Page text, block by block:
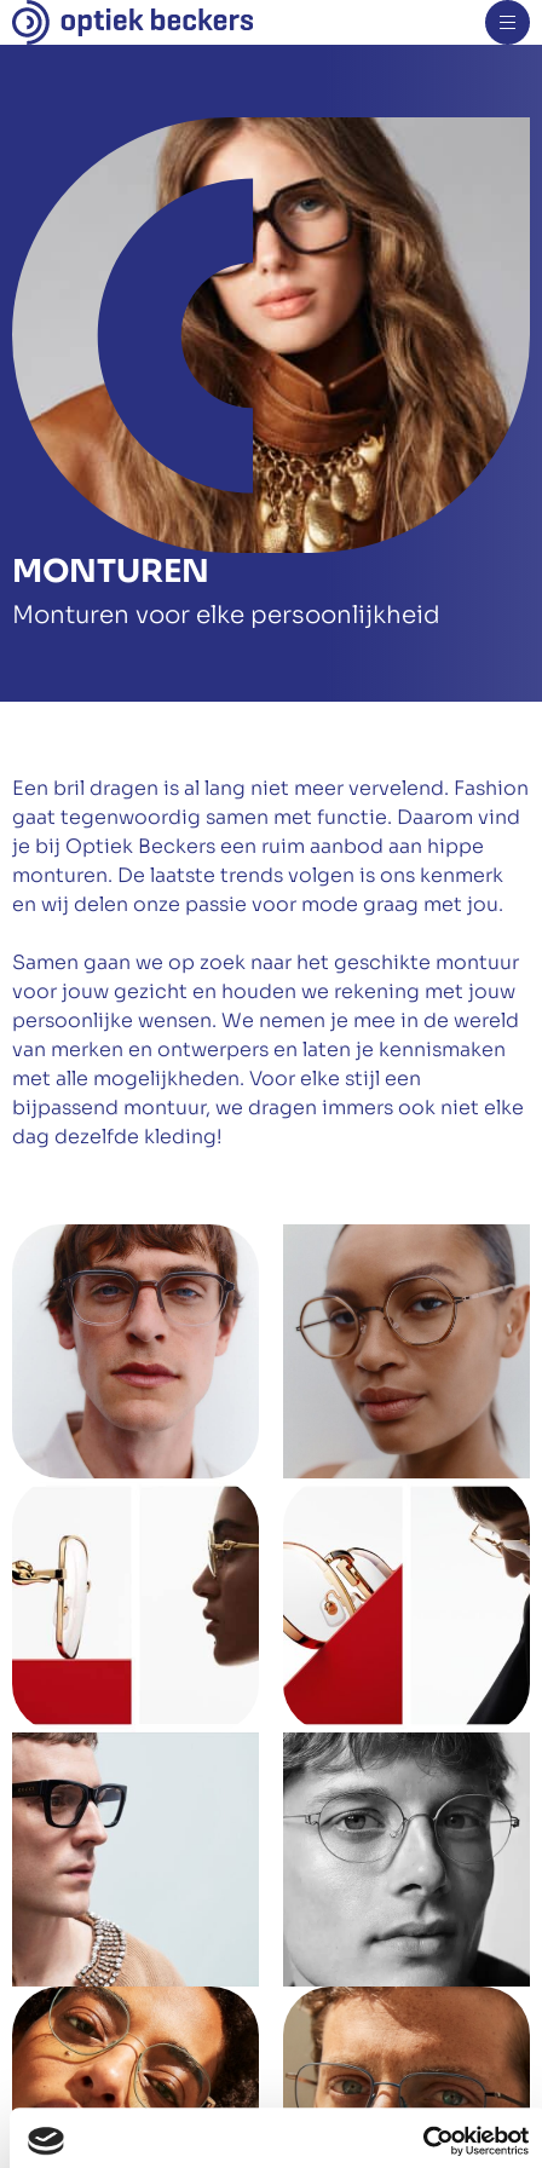
Zonnebrillen
Sportbrillen
Kinderbrillen
Veiligheidsbrillen
Specialiteiten
Contactlenzen
Oogmetingen
Hoorapparaten
Nieuws
Over ons
Afspraak maken
MONTUREN
Monturen voor elke persoonlijkheid
Een bril dragen is al lang niet meer vervelend. Fashion
gaat tegenwoordig samen met functie. Daarom vind
je bij Optiek Beckers een ruim aanbod aan hippe
monturen. De laatste trends volgen is ons kenmerk
en wij delen onze passie voor mode graag met jou.
Samen gaan we op zoek naar het geschikte montuur
voor jouw gezicht en houden we rekening met jouw
persoonlijke wensen. We nemen je mee in de wereld
van merken en ontwerpers en laten je kennismaken
met alle mogelijkheden. Voor elke stijl een
bijpassend montuur, we dragen immers ook niet elke
dag dezelfde kleding!